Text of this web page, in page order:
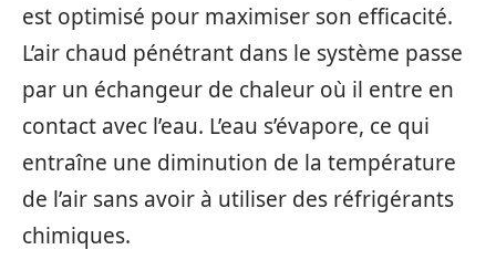
est optimisé pour maximiser son efficacité.
L’air chaud pénétrant dans le système passe
par un échangeur de chaleur où il entre en
contact avec l’eau. L’eau s’évapore, ce qui
entraîne une diminution de la température
de l’air sans avoir à utiliser des réfrigérants
chimiques.